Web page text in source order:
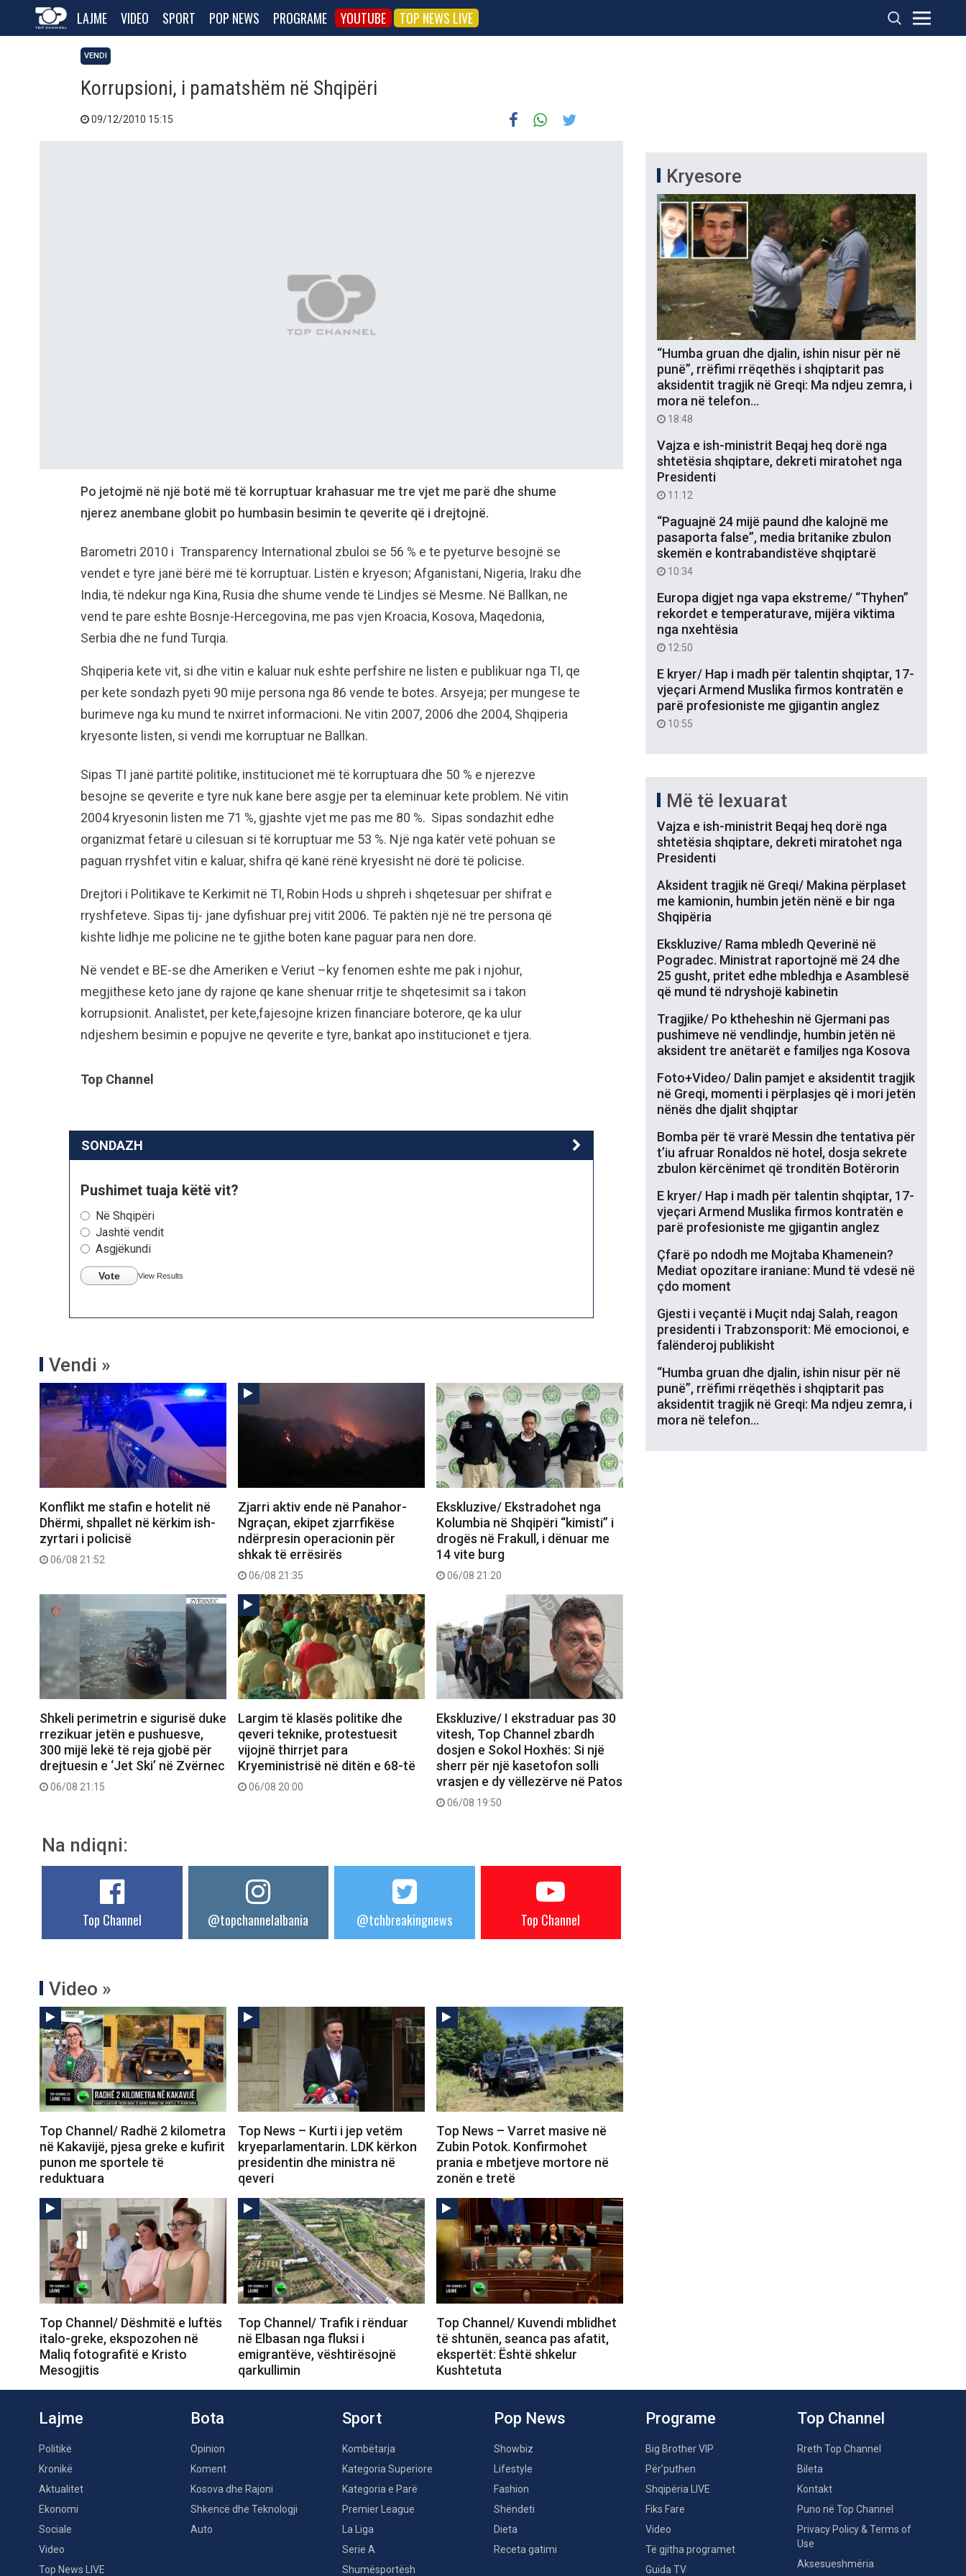
LAJME VIDEO SPORT POP NEWS PROGRAME YOUTUBE TOP NEWS LIVE
VENDI
Korrupsioni, i pamatshëm në Shqipëri
09/12/2010 15:15
Po jetojmë në një botë më të korruptuar krahasuar me tre vjet me parë dhe shume
njerez anembane globit po humbasin besimin te qeverite që i drejtojnë.
Barometri 2010 i Transparency International zbuloi se 56 % e te pyeturve besojnë se
vendet e tyre janë bërë më të korruptuar. Listën e kryeson; Afganistani, Nigeria, Iraku dhe
India, të ndekur nga Kina, Rusia dhe shume vende të Lindjes së Mesme. Në Ballkan, ne
vend te pare eshte Bosnje-Hercegovina, me pas vjen Kroacia, Kosova, Maqedonia,
Serbia dhe ne fund Turqia.
Shqiperia kete vit, si dhe vitin e kaluar nuk eshte perfshire ne listen e publikuar nga TI, qe
per kete sondazh pyeti 90 mije persona nga 86 vende te botes. Arsyeja; per mungese te
burimeve nga ku mund te nxirret informacioni. Ne vitin 2007, 2006 dhe 2004, Shqiperia
kryesonte listen, si vendi me korruptuar ne Ballkan.
Sipas TI janë partitë politike, institucionet më të korruptuara dhe 50 % e njerezve
besojne se qeverite e tyre nuk kane bere asgje per ta eleminuar kete problem. Në vitin
2004 kryesonin listen me 71 %, gjashte vjet me pas me 80 %. Sipas sondazhit edhe
organizmat fetarë u cilesuan si të korruptuar me 53 %. Një nga katër vetë pohuan se
paguan rryshfet vitin e kaluar, shifra që kanë rënë kryesisht në dorë të policise.
Drejtori i Politikave te Kerkimit në TI, Robin Hods u shpreh i shqetesuar per shifrat e
rryshfeteve. Sipas tij- jane dyfishuar prej vitit 2006. Të paktën një në tre persona që
kishte lidhje me policine ne te gjithe boten kane paguar para nen dore.
Në vendet e BE-se dhe Ameriken e Veriut –ky fenomen eshte me pak i njohur,
megjithese keto jane dy rajone qe kane shenuar rritje te shqetesimit sa i takon
korrupsionit. Analistet, per kete,fajesojne krizen financiare boterore, qe ka ulur
ndjeshem besimin e popujve ne qeverite e tyre, bankat apo institucionet e tjera.
Top Channel
SONDAZH
Pushimet tuaja këtë vit?
Në Shqipëri
Jashtë vendit
Asgjëkundi
Vote View Results
Vendi »
Konflikt me stafin e hotelit në
Dhërmi, shpallet në kërkim ish-
zyrtari i policisë
06/08 21:52
Zjarri aktiv ende në Panahor-
Ngraçan, ekipet zjarrfikëse
ndërpresin operacionin për
shkak të errësirës
06/08 21:35
Ekskluzive/ Ekstradohet nga
Kolumbia në Shqipëri “kimisti” i
drogës në Frakull, i dënuar me
14 vite burg
06/08 21:20
Shkeli perimetrin e sigurisë duke
rrezikuar jetën e pushuesve,
300 mijë lekë të reja gjobë për
drejtuesin e ‘Jet Ski’ në Zvërnec
06/08 21:15
Largim të klasës politike dhe
qeveri teknike, protestuesit
vijojnë thirrjet para
Kryeministrisë në ditën e 68-të
06/08 20:00
Ekskluzive/ I ekstraduar pas 30
vitesh, Top Channel zbardh
dosjen e Sokol Hoxhës: Si një
sherr për një kasetofon solli
vrasjen e dy vëllezërve në Patos
06/08 19:50
Na ndiqni:
Top Channel @topchannelalbania @tchbreakingnews Top Channel
Video »
Top Channel/ Radhë 2 kilometra
në Kakavijë, pjesa greke e kufirit
punon me sportele të
reduktuara
Top News – Kurti i jep vetëm
kryeparlamentarin. LDK kërkon
presidentin dhe ministra në
qeveri
Top News – Varret masive në
Zubin Potok. Konfirmohet
prania e mbetjeve mortore në
zonën e tretë
Top Channel/ Dëshmitë e luftës
italo-greke, ekspozohen në
Maliq fotografitë e Kristo
Mesogjitis
Top Channel/ Trafik i rënduar
në Elbasan nga fluksi i
emigrantëve, vështirësojnë
qarkullimin
Top Channel/ Kuvendi mblidhet
të shtunën, seanca pas afatit,
ekspertët: Është shkelur
Kushtetuta
Kryesore
“Humba gruan dhe djalin, ishin nisur për në
punë”, rrëfimi rrëqethës i shqiptarit pas
aksidentit tragjik në Greqi: Ma ndjeu zemra, i
mora në telefon…
18:48
Vajza e ish-ministrit Beqaj heq dorë nga
shtetësia shqiptare, dekreti miratohet nga
Presidenti
11:12
“Paguajnë 24 mijë paund dhe kalojnë me
pasaporta false”, media britanike zbulon
skemën e kontrabandistëve shqiptarë
10:34
Europa digjet nga vapa ekstreme/ “Thyhen”
rekordet e temperaturave, mijëra viktima
nga nxehtësia
12:50
E kryer/ Hap i madh për talentin shqiptar, 17-
vjeçari Armend Muslika firmos kontratën e
parë profesioniste me gjigantin anglez
10:55
Më të lexuarat
Vajza e ish-ministrit Beqaj heq dorë nga
shtetësia shqiptare, dekreti miratohet nga
Presidenti
Aksident tragjik në Greqi/ Makina përplaset
me kamionin, humbin jetën nënë e bir nga
Shqipëria
Ekskluzive/ Rama mbledh Qeverinë në
Pogradec. Ministrat raportojnë më 24 dhe
25 gusht, pritet edhe mbledhja e Asamblesë
që mund të ndryshojë kabinetin
Tragjike/ Po ktheheshin në Gjermani pas
pushimeve në vendlindje, humbin jetën në
aksident tre anëtarët e familjes nga Kosova
Foto+Video/ Dalin pamjet e aksidentit tragjik
në Greqi, momenti i përplasjes që i mori jetën
nënës dhe djalit shqiptar
Bomba për të vrarë Messin dhe tentativa për
t’iu afruar Ronaldos në hotel, dosja sekrete
zbulon kërcënimet që tronditën Botërorin
E kryer/ Hap i madh për talentin shqiptar, 17-
vjeçari Armend Muslika firmos kontratën e
parë profesioniste me gjigantin anglez
Çfarë po ndodh me Mojtaba Khamenein?
Mediat opozitare iraniane: Mund të vdesë në
çdo moment
Gjesti i veçantë i Muçit ndaj Salah, reagon
presidenti i Trabzonsporit: Më emocionoi, e
falënderoj publikisht
“Humba gruan dhe djalin, ishin nisur për në
punë”, rrëfimi rrëqethës i shqiptarit pas
aksidentit tragjik në Greqi: Ma ndjeu zemra, i
mora në telefon…
Lajme
Politikë
Kronikë
Aktualitet
Ekonomi
Sociale
Video
Top News LIVE
Bota
Opinion
Koment
Kosova dhe Rajoni
Shkencë dhe Teknologji
Auto
Sport
Kombëtarja
Kategoria Superiore
Kategoria e Parë
Premier League
La Liga
Serie A
Shumësportësh
Pop News
Showbiz
Lifestyle
Fashion
Shëndeti
Dieta
Receta gatimi
Programe
Big Brother VIP
Për’puthen
Shqipëria LIVE
Fiks Fare
Video
Të gjitha programet
Guida TV
Top Channel
Rreth Top Channel
Bileta
Kontakt
Puno në Top Channel
Privacy Policy & Terms of
Use
Aksesueshmëria